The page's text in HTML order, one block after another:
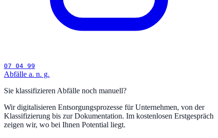
07 04 99
Abfälle a. n. g.
Sie klassifizieren Abfälle noch manuell?
Wir digitalisieren Entsorgungsprozesse für Unternehmen, von der
Klassifizierung bis zur Dokumentation. Im kostenlosen Erstgespräch
zeigen wir, wo bei Ihnen Potential liegt.